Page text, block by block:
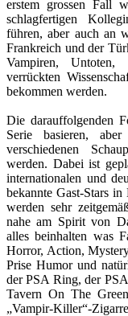
erstem grossen Fall
schlagfertigen
führen, aber auch an
Frankreich und der
Vampiren, Untoten,
verrückten
bekommen werden.
Die darauffolgenden
Serie basieren,
verschiedenen
werden. Dabei ist
internationalen und
bekannte Gast-Stars
werden sehr
nahe am Spirit von
alles beinhalten was
Horror, Action,
Prise Humor und
der PSA Ring, der
Tavern On The
„Vampir-Killer“-